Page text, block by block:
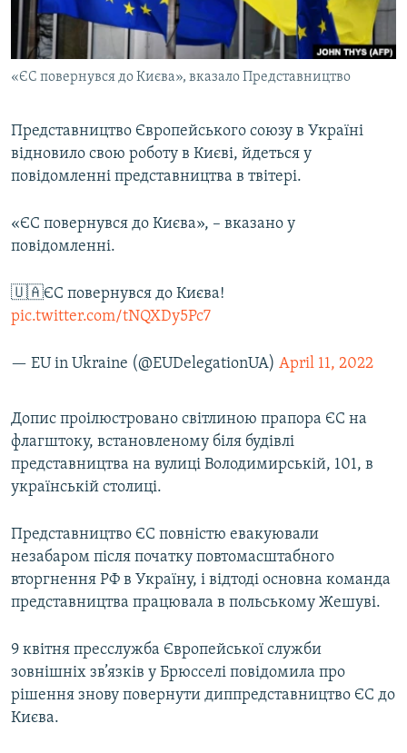
ВІДЕОУРОКИ «ELIFBE»
СВІДЧЕННЯ ОКУПАЦІЇ
УКРАЇНСЬКА ПРОБЛЕМА КРИМУ
Русский
Qırımtatar
«ЄС повернувся до Києва», вказало Представництво
Представництво Європейського союзу в Україні
відновило свою роботу в Києві, йдеться у
повідомленні представництва в твітері.
«ЄС повернувся до Києва», – вказано у
повідомленні.
🇺🇦ЄС повернувся до Києва!
pic.twitter.com/tNQXDy5Pc7
— EU in Ukraine (@EUDelegationUA) April 11, 2022
Допис проілюстровано світлиною прапора ЄС на
флагштоку, встановленому біля будівлі
представництва на вулиці Володимирській, 101, в
українській столиці.
Представництво ЄС повністю евакуювали
незабаром після початку повтомасштабного
вторгнення РФ в Україну, і відтоді основна команда
представництва працювала в польському Жешуві.
9 квітня пресслужба Європейської служби
зовнішніх зв’язків у Брюсселі повідомила про
рішення знову повернути диппредставництво ЄС до
Києва.